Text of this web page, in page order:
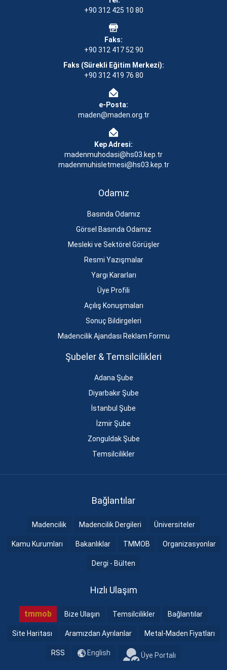
+90 312 425 10 80
Faks:
+90 312 417 52 90
Faks (Sürekli Eğitim Merkezi):
+90 312 419 76 80
e-Posta:
maden@maden.org.tr
Kep Adresi:
madenmuhodasi@hs03.kep.tr
madenmuhisletmesi@hs03.kep.tr
Odamız
Basında Odamız
Görsel Basında Odamız
Mesleki ve Sektörel Görüşler
Resmi Yazışmalar
Yargı Kararları
Üye Profili
Açılış Konuşmaları
Sonuç Bildirgeleri
Madencilik Ajandası Reklam Formu
Şubeler & Temsilcilikleri
Adana Şube
Diyarbakır Şube
İstanbul Şube
İzmir Şube
Zonguldak Şube
Temsilcilikler
Bağlantılar
Madencilik Madencilik Dergileri Üniversiteler
Kamu Kurumları Bakanlıklar TMMOB Organizasyonlar
Dergi - Bülten
Hızlı Ulaşım
tmmob Bize Ulaşın Temsilcilikler Bağlantılar
Site Haritası Aramızdan Ayrılanlar Metal-Maden Fiyatları
RSS English Üye Portalı